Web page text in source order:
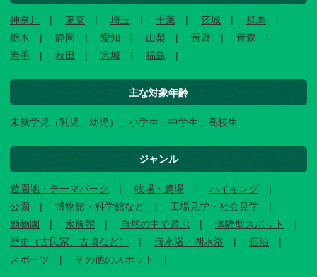
神奈川 東京 埼玉 千葉 茨城
群馬
栃木
静岡 愛知 山梨 長野
青森
岩手
秋田 宮城 福島
主な対象年齢
未就学児（乳児、幼児）、小学生、中学生、高校生
ジャンル
遊園地・テーマパーク 牧場・農場
ハイキング
公園
博物館・科学館など
工場見学・社会見学
動物園
水族館 自然の中で遊ぶ
体験型スポット
歴史（古民家、古墳など）
海水浴・湖水浴
宿泊
スポーツ
その他のスポット